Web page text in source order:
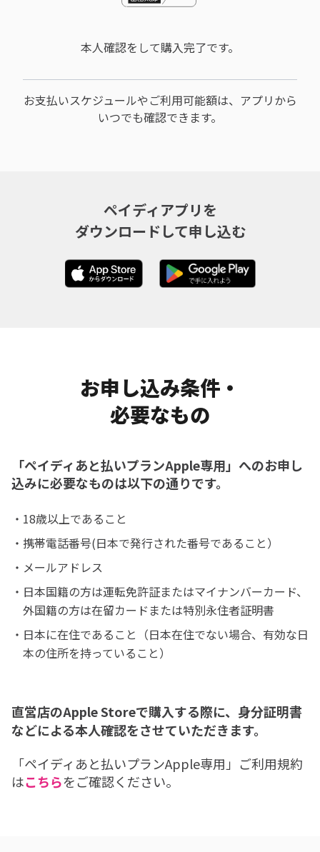
本人確認をして購入完了です。
お支払いスケジュールやご利用可能額は、 アプリから
いつでも確認できます。
ペイディアプリを
ダウンロードして申し込む
お申し込み条件・
必要なもの
「ペイディあと払いプランApple専用」へのお申し
込みに必要なものは以下の通りです。
・ 18歳以上であること
・ 携帯電話番号(日本で発行された番号であること）
・ メールアドレス
・ 日本国籍の方は運転免許証またはマイナンバーカード、
外国籍の方は在留カードまたは特別永住者証明書
・ 日本に在住であること（日本在住でない場合、有効な日
本の住所を持っていること）
直営店のApple Storeで購入する際に、身分証明書
などによる本人確認をさせていただきます。
「ペイディあと払いプランApple専用」ご利用規約
はこちらをご確認ください。